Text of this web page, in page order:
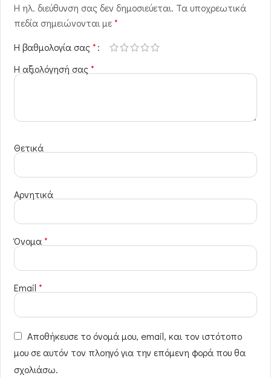
Η ηλ. διεύθυνση σας δεν δημοσιεύεται. Τα υποχρεωτικά
πεδία σημειώνονται με*
Η βαθμολογία σας*
Η αξιολόγησή σας*
Θετικά
Αρνητικά
Όνομα*
Email *
Αποθήκευσε το όνομά μου, email, και τον ιστότοπο
μου σε αυτόν τον πλοηγό για την επόμενη φορά που θα
σχολιάσω.